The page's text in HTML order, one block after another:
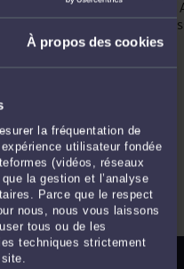
À propos des cookies
la fréquentation de
utilisateur fondée
(vidéos, réseaux
la gestion et l’analyse
Parce que le respect
nous, nous vous laissons
tous ou de les
techniques strictement
depuis votre
le chiffre affiché ci-